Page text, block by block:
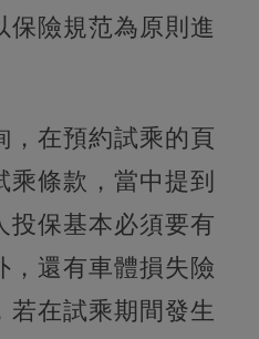
保險規范為原則進
，在預約試乘的頁
條款，當中提到
投保基本必須要有
，還有車體損失險
若在試乘期間發生